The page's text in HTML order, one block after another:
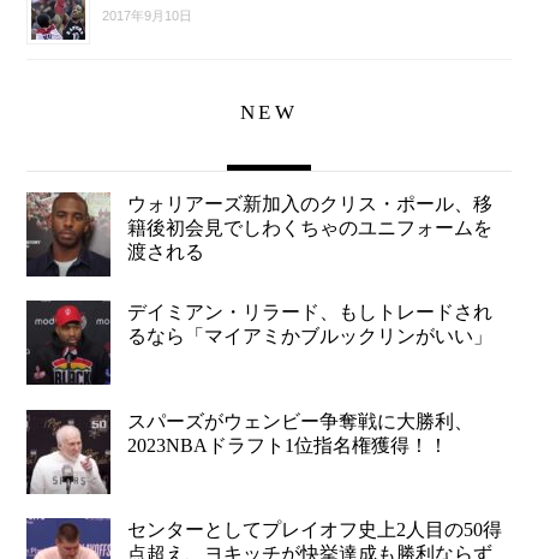
2017年9月10日
NEW
ウォリアーズ新加入のクリス・ポール、移
籍後初会見でしわくちゃのユニフォームを
渡される
デイミアン・リラード、もしトレードされ
るなら「マイアミかブルックリンがいい」
スパーズがウェンビー争奪戦に大勝利、
2023NBAドラフト1位指名権獲得！！
センターとしてプレイオフ史上2人目の50得
点超え、ヨキッチが快挙達成も勝利ならず